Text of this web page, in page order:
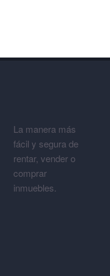
La manera más
fácil y segura de
rentar, vender o
comprar
inmuebles.